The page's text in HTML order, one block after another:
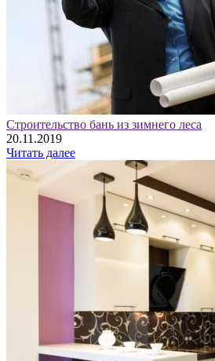
Строительство бань из зимнего леса
20.11.2019
Читать далее